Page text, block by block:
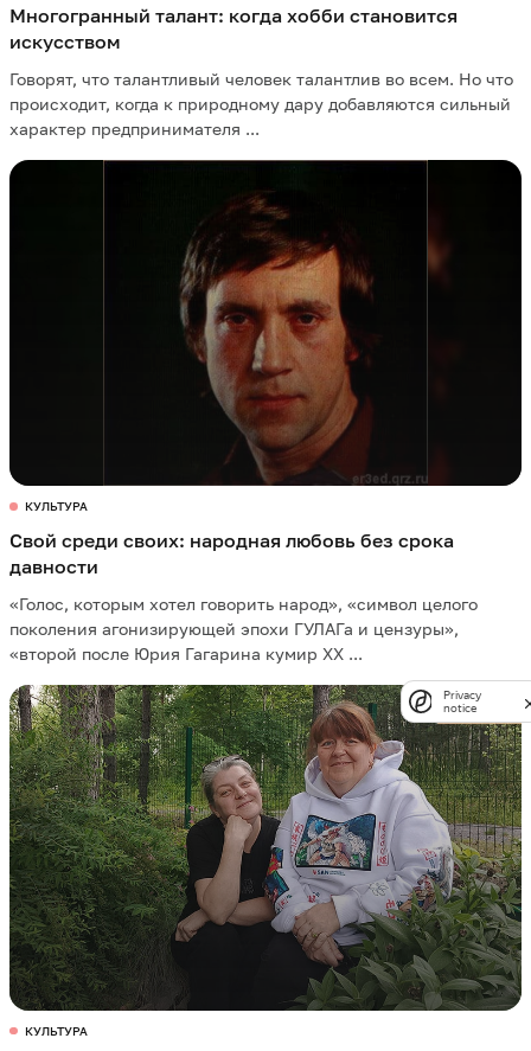
Многогранный талант: когда хобби становится
искусством
Говорят, что талантливый человек талантлив во всем. Но что
происходит, когда к природному дару добавляются сильный
характер предпринимателя ...
КУЛЬТУРА
Свой среди своих: народная любовь без срока
давности
«Голос, которым хотел говорить народ», «символ целого
поколения агонизирующей эпохи ГУЛАГа и цензуры»,
«второй после Юрия Гагарина кумир XX ...
КУЛЬТУРА
Privacy
notice